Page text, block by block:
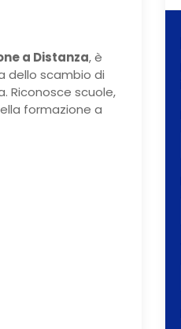
a Distanza, è
dello scambio di
Riconosce scuole,
formazione a